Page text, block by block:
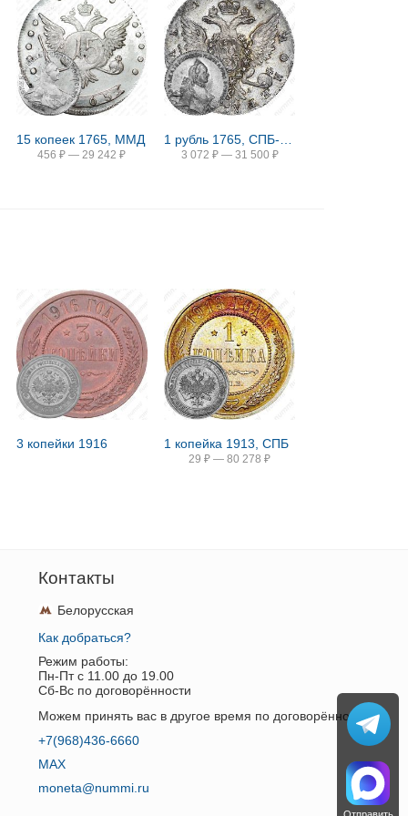
15 копеек 1765, ММД
456 ₽ — 29 242 ₽ 3 072 ₽ — 31 500 ₽
3 копейки 1916 1 копейка 1913, СПБ
29 ₽ — 80 278 ₽
Контакты
Белорусская
Как добраться?
Режим работы:
Пн-Пт c 11.00 до 19.00
Сб-Вс по договорённости
Можем принять вас в другое время по договорённости.
+7(968)436-6660
MAX
moneta@nummi.ru